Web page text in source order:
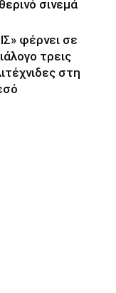
σινεμά
φέρνει σε
τρεις
στη